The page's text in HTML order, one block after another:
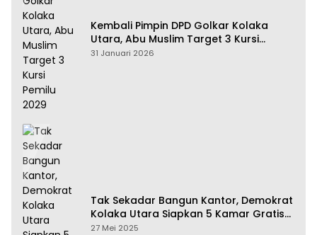
Kembali Pimpin DPD Golkar Kolaka
Utara, Abu Muslim Target 3 Kursi
Pemilu 2029
31 Januari 2026
Tak Sekadar Bangun Kantor, Demokrat
Kolaka Utara Siapkan 5 Kamar Gratis
Untuk Rakyat
27 Mei 2025